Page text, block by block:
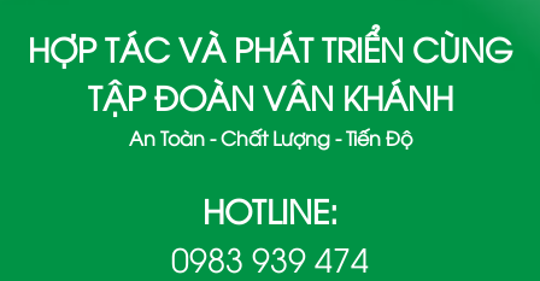
HỢP TÁC VÀ PHÁT TRIỂN CÙNG
TẬP ĐOÀN VÂN KHÁNH
An Toàn - Chất Lượng - Tiến Độ
HOTLINE:
0983 939 474